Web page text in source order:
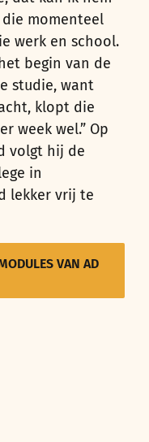
momenteel
werk en school.
begin van de
studie, want
klopt die
week wel.” Op
volgt hij de
in
lekker vrij te
VAN AD